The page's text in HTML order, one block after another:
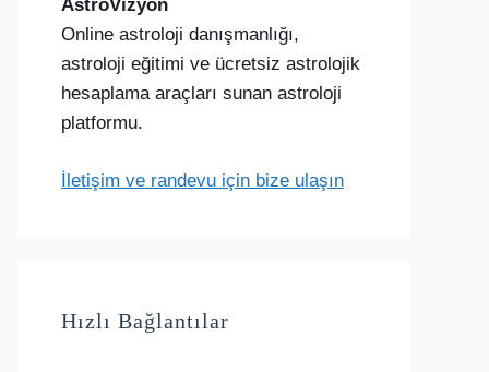
AstroVizyon
Online astroloji danışmanlığı,
astroloji eğitimi ve ücretsiz astrolojik
hesaplama araçları sunan astroloji
platformu.
İletişim ve randevu için bize ulaşın
Hızlı Bağlantılar